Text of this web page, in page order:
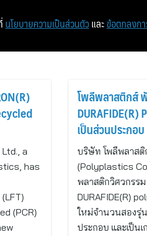
หน้าแรก ท่
a
has
(PCR)
โพลีพลาสติกส์
DURAFIDE(R)
เป็นส่วนประกอบ
บริษัท โพลีพลาสติ
(Polyplastics
พลาสติกวิศวกรร
DURAFIDE(R)
ใหม่จำนวนสองรุ่น
ประกอบ และเป็น
นโยบายความเป็นส่วนตัว และ ข้อตกลงก